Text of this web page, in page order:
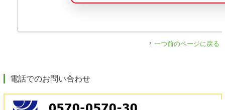
一つ前のページに戻る
電話でのお問い合わせ